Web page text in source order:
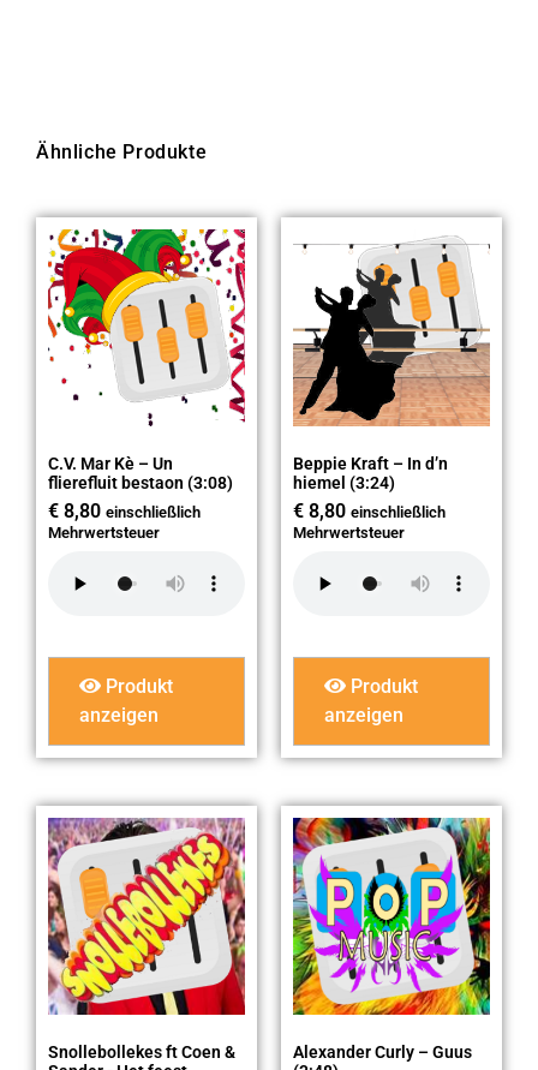
Ähnliche Produkte
C.V. Mar Kè – Un
flierefluit bestaon (3:08)
€ 8,80 einschließlich
Mehrwertsteuer
Produkt
anzeigen
Beppie Kraft – In d’n
hiemel (3:24)
€ 8,80 einschließlich
Mehrwertsteuer
Produkt
anzeigen
Snollebollekes ft Coen &
Alexander Curly – Guus